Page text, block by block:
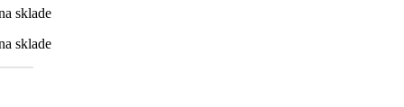
sklade
sklade